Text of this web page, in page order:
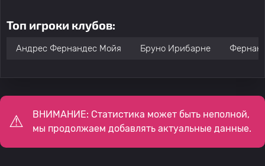
Топ игроки клубов:
Андрес Фернандес Мойя Бруно Ирибарне
ВНИМАНИЕ: Статистика может быть неполной,
мы продолжаем добавлять актуальные данные.